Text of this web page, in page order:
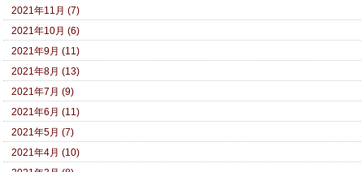
2021年11月 (7)
2021年10月 (6)
2021年9月 (11)
2021年8月 (13)
2021年7月 (9)
2021年6月 (11)
2021年5月 (7)
2021年4月 (10)